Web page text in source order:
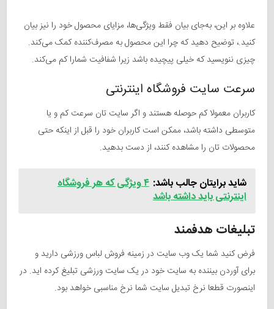
علاوه بر این،به‌جای بیان فقط ویژگی‌ها، مزایای محصول خود را نیز بیان
کنید.، توضیح دهید که چرا این محصول بهمصرف‌کنندهکمکمی‌کند.
چیزی ننویسید که خیلی پیچیده باشد زیرا شفافیت شماراکممی‌کند.
سرعت سایت فروشگاه اینترنتی
کاربران معمولا کم حوصله هستند و اگر سایت تان سرعت کم و یا
متوسطی داشته باشد، ممکن است کاربران خود را قبل از اینکه حتی
محصولات تان را مشاهده کنند، از دست بدهید.
شاید برایتان جالب باشد:
۴ ویژگی که هر فروشگاه
اینترنتی باید داشته باشد
تبلیغات هدفمند
فرض کنید شما یک وب سایت در زمینه فروش لباس ورزشی دارید و
برای آوردن بیننده به سایت خود در یک سایت ورزشی تبلیغ کرده اید. در
اینصورت قطعا نرخ تبدیل سایت شما نرخ مناسبی خواهد بود.